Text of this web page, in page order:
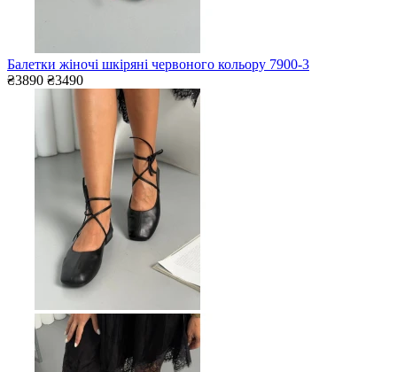
Балетки жіночі шкіряні червоного кольору 7900-3
₴3890 ₴3490